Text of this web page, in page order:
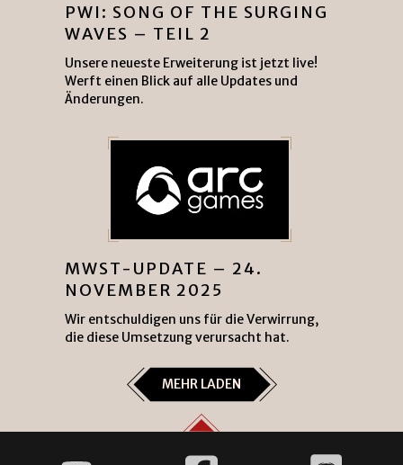
PWI: SONG OF THE SURGING
WAVES – TEIL 2
Unsere neueste Erweiterung ist jetzt live!
Werft einen Blick auf alle Updates und
Änderungen.
MWST-UPDATE – 24.
NOVEMBER 2025
Wir entschuldigen uns für die Verwirrung,
die diese Umsetzung verursacht hat.
MEHR LADEN